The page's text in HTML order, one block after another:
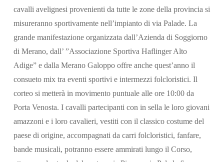
cavalli avelignesi provenienti da tutte le zone della provincia si
misureranno sportivamente nell’impianto di via Palade. La
grande manifestazione organizzata dall’Azienda di Soggiorno
di Merano, dall’ ”Associazione Sportiva Haflinger Alto
Adige” e dalla Merano Galoppo offre anche quest’anno il
consueto mix tra eventi sportivi e intermezzi folcloristici. Il
corteo si metterà in movimento puntuale alle ore 10:00 da
Porta Venosta. I cavalli partecipanti con in sella le loro giovani
amazzoni e i loro cavalieri, vestiti con il classico costume del
paese di origine, accompagnati da carri folcloristici, fanfare,
bande musicali, potranno essere ammirati lungo il Corso,